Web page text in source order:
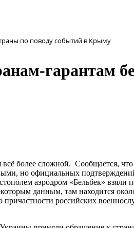
по поводу событий в Крыму
гарантам
всё более сложной. Сообщается,
но официальных
аэродром «Бельбек» взяли
данным, там находится
российских